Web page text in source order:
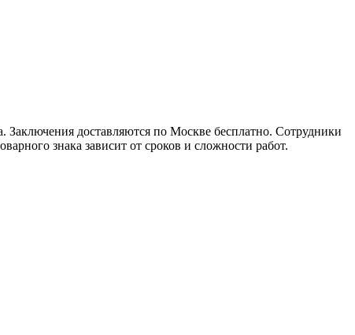
Заключения доставляются по Москве бесплатно. Сотрудники
знака зависит от сроков и сложности работ.